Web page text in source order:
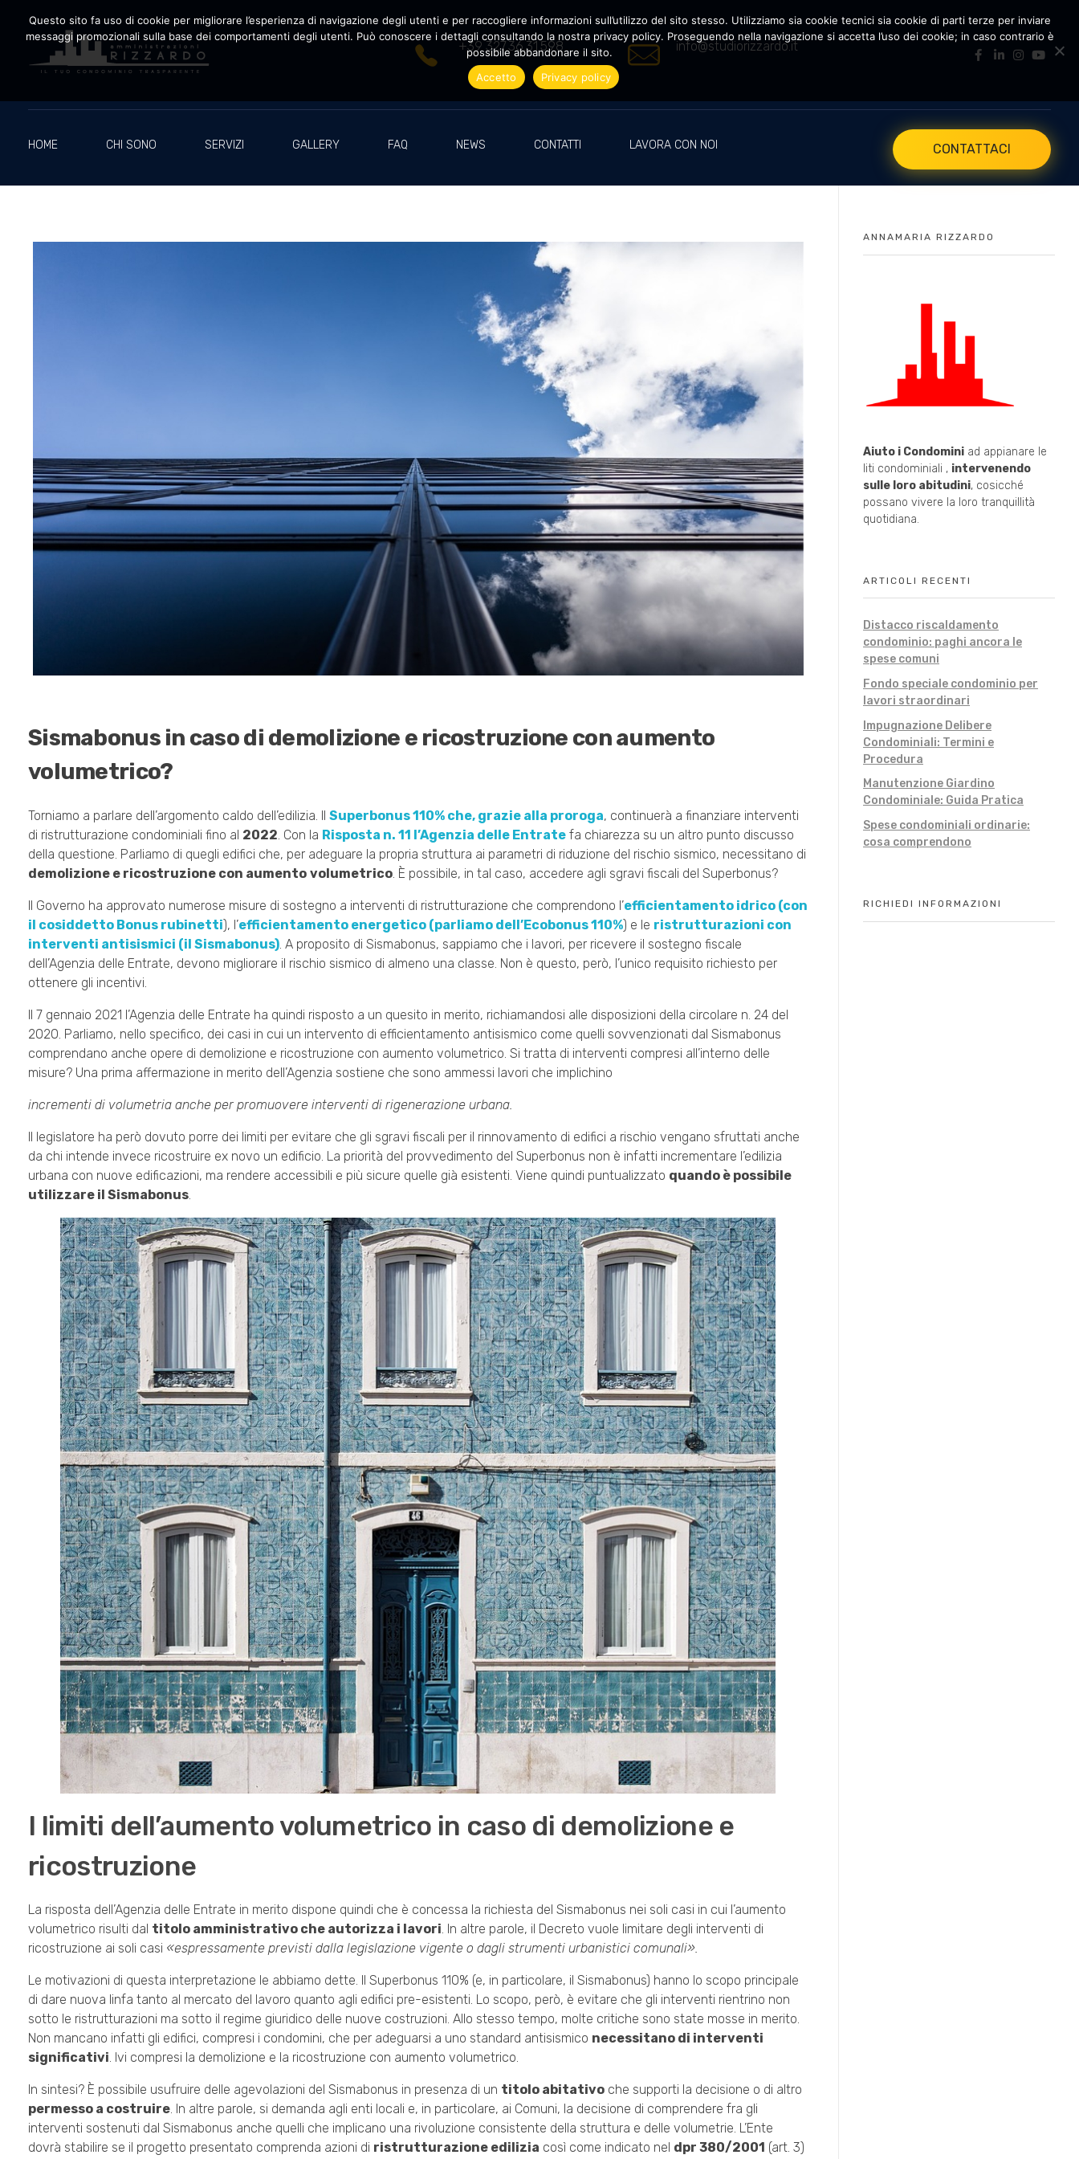
+39 327.36.31.598 info@studiorizzardo.it
HOME CHI SONO SERVIZI GALLERY FAQ NEWS CONTATTI LAVORA CON NOI CONTATTACI
Sismabonus in caso di demolizione e ricostruzione con aumento
volumetrico?
Torniamo a parlare dell’argomento caldo dell’edilizia. Il Superbonus 110% che, grazie alla proroga, continuerà a finanziare interventi
di ristrutturazione condominiali fino al 2022. Con la Risposta n. 11 l’Agenzia delle Entrate fa chiarezza su un altro punto discusso
della questione. Parliamo di quegli edifici che, per adeguare la propria struttura ai parametri di riduzione del rischio sismico, necessitano di
demolizione e ricostruzione con aumento volumetrico. È possibile, in tal caso, accedere agli sgravi fiscali del Superbonus?
Il Governo ha approvato numerose misure di sostegno a interventi di ristrutturazione che comprendono l’efficientamento idrico (con
il cosiddetto Bonus rubinetti), l’efficientamento energetico (parliamo dell’Ecobonus 110%) e le ristrutturazioni con
interventi antisismici (il Sismabonus). A proposito di Sismabonus, sappiamo che i lavori, per ricevere il sostegno fiscale
dell’Agenzia delle Entrate, devono migliorare il rischio sismico di almeno una classe. Non è questo, però, l’unico requisito richiesto per
ottenere gli incentivi.
Il 7 gennaio 2021 l’Agenzia delle Entrate ha quindi risposto a un quesito in merito, richiamandosi alle disposizioni della circolare n. 24 del
2020. Parliamo, nello specifico, dei casi in cui un intervento di efficientamento antisismico come quelli sovvenzionati dal Sismabonus
comprendano anche opere di demolizione e ricostruzione con aumento volumetrico. Si tratta di interventi compresi all’interno delle
misure? Una prima affermazione in merito dell’Agenzia sostiene che sono ammessi lavori che implichino
incrementi di volumetria anche per promuovere interventi di rigenerazione urbana.
Il legislatore ha però dovuto porre dei limiti per evitare che gli sgravi fiscali per il rinnovamento di edifici a rischio vengano sfruttati anche
da chi intende invece ricostruire ex novo un edificio. La priorità del provvedimento del Superbonus non è infatti incrementare l’edilizia
urbana con nuove edificazioni, ma rendere accessibili e più sicure quelle già esistenti. Viene quindi puntualizzato quando è possibile
utilizzare il Sismabonus.
I limiti dell’aumento volumetrico in caso di demolizione e
ricostruzione
La risposta dell’Agenzia delle Entrate in merito dispone quindi che è concessa la richiesta del Sismabonus nei soli casi in cui l’aumento
volumetrico risulti dal titolo amministrativo che autorizza i lavori. In altre parole, il Decreto vuole limitare degli interventi di
ricostruzione ai soli casi «espressamente previsti dalla legislazione vigente o dagli strumenti urbanistici comunali».
Le motivazioni di questa interpretazione le abbiamo dette. Il Superbonus 110% (e, in particolare, il Sismabonus) hanno lo scopo principale
di dare nuova linfa tanto al mercato del lavoro quanto agli edifici pre-esistenti. Lo scopo, però, è evitare che gli interventi rientrino non
sotto le ristrutturazioni ma sotto il regime giuridico delle nuove costruzioni. Allo stesso tempo, molte critiche sono state mosse in merito.
Non mancano infatti gli edifici, compresi i condomini, che per adeguarsi a uno standard antisismico necessitano di interventi
significativi. Ivi compresi la demolizione e la ricostruzione con aumento volumetrico.
In sintesi? È possibile usufruire delle agevolazioni del Sismabonus in presenza di un titolo abitativo che supporti la decisione o di altro
permesso a costruire. In altre parole, si demanda agli enti locali e, in particolare, ai Comuni, la decisione di comprendere fra gli
interventi sostenuti dal Sismabonus anche quelli che implicano una rivoluzione consistente della struttura e delle volumetrie. L’Ente
dovrà stabilire se il progetto presentato comprenda azioni di ristrutturazione edilizia così come indicato nel dpr 380/2001 (art. 3)
ANNAMARIA RIZZARDO
Aiuto i Condomini ad appianare le
liti condominiali , intervenendo
sulle loro abitudini, cosicché
possano vivere la loro tranquillità
quotidiana.
ARTICOLI RECENTI
Distacco riscaldamento
condominio: paghi ancora le
spese comuni
Fondo speciale condominio per
lavori straordinari
Impugnazione Delibere
Condominiali: Termini e
Procedura
Manutenzione Giardino
Condominiale: Guida Pratica
Spese condominiali ordinarie:
cosa comprendono
RICHIEDI INFORMAZIONI
Questo sito fa uso di cookie per migliorare l’esperienza di navigazione degli utenti e per raccogliere informazioni sull’utilizzo del sito stesso. Utilizziamo sia cookie tecnici sia cookie di parti terze per inviare
messaggi promozionali sulla base dei comportamenti degli utenti. Può conoscere i dettagli consultando la nostra privacy policy. Proseguendo nella navigazione si accetta l’uso dei cookie; in caso contrario è
possibile abbandonare il sito.
Accetto
Privacy policy